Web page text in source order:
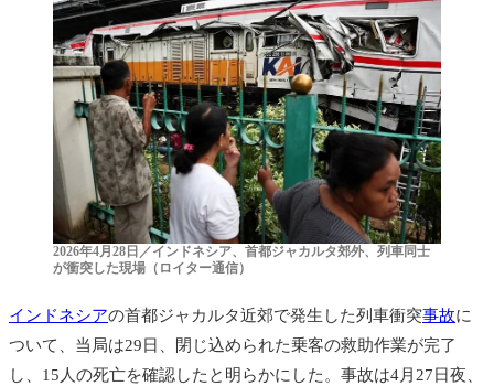
2026年4月28日／インドネシア、首都ジャカルタ郊外、列車同士
が衝突した現場（ロイター通信）
インドネシアの首都ジャカルタ近郊で発生した列車衝突事故に
ついて、当局は29日、閉じ込められた乗客の救助作業が完了
し、15人の死亡を確認したと明らかにした。事故は4月27日夜、